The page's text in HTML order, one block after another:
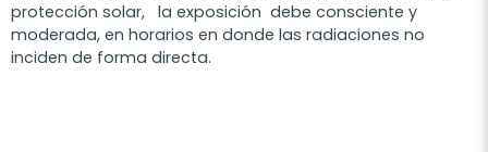
protección solar, la exposición debe consciente y
moderada, en horarios en donde las radiaciones no
inciden de forma directa.